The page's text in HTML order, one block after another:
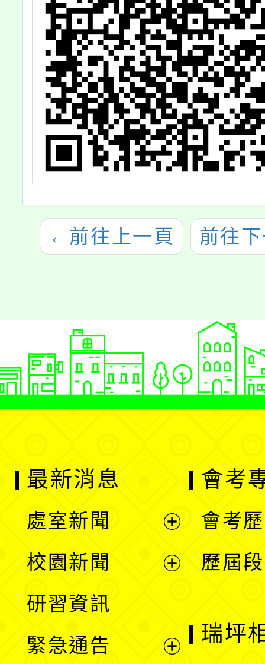
← 前往上一頁 前往
最新消息
處室新聞
單
校園新聞
選
研習資訊
緊急通告
會考
會考
歷屆
瑞坪